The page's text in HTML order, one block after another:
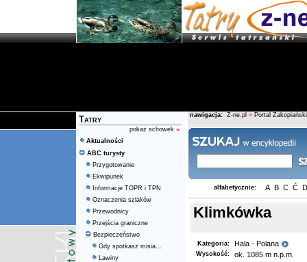
Tatry
pokaż schowek »
Aktualności
ABC turysty
Przygotowanie
Ekwipunek
Informacje TOPR i TPN
Oznaczenia szlaków
Przewodnicy
Przejścia graniczne
Bezpieczeństwo
Gdy spotkasz misia...
Lawiny
nawigacja: Z-ne.pl » Portal Zakopiański
alfabetycznie: A B C Ć D
Klimkówka
Kategoria: Hala - Polana
Wysokość: ok. 1085 m n.p.m.